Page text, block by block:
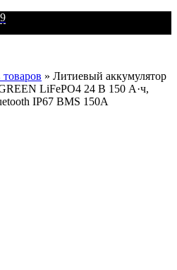
» Литиевый аккумулятор
LiFePO4 24 В 150 А·ч,
IP67 BMS 150A